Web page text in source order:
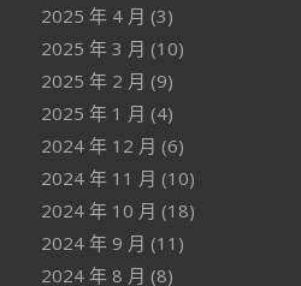
2025 年 4 月 (3)
2025 年 3 月 (10)
2025 年 2 月 (9)
2025 年 1 月 (4)
2024 年 12 月 (6)
2024 年 11 月 (10)
2024 年 10 月 (18)
2024 年 9 月 (11)
2024 年 8 月 (8)